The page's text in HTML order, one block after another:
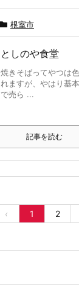
根室市
としのや食堂
焼きそばってやつは
れますが、やはり基
で売ら ...
記事を読む
‹ 1 2